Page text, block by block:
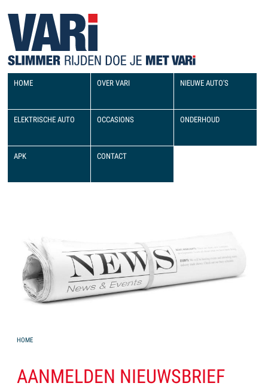
YOU ARE HERE
HOME
AANMELDEN NIEUWSBRIEF
HOME OVER VARI NIEUWE AUTO'S
ELEKTRISCHE AUTO OCCASIONS ONDERHOUD
APK CONTACT